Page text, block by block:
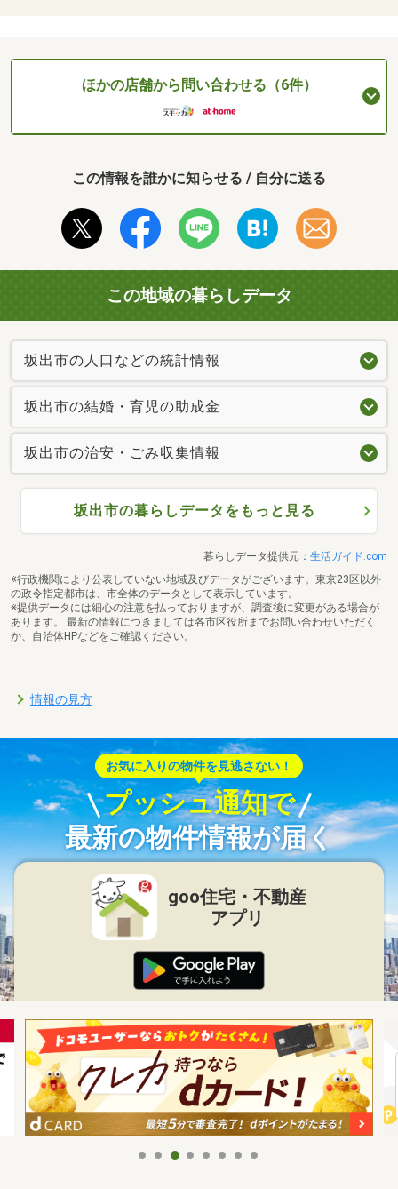
ほかの店舗から問い合わせる（6件）
この情報を誰かに知らせる / 自分に送る
この地域の暮らしデータ
坂出市の人口などの統計情報
坂出市の結婚・育児の助成金
坂出市の治安・ごみ収集情報
坂出市の暮らしデータをもっと見る
暮らしデータ提供元： 生活ガイド.com
※行政機関により公表していない地域及びデータがございます。東京23区以外
の政令指定都市は、市全体のデータとして表示しています。
※提供データには細心の注意を払っておりますが、調査後に変更がある場合が
あります。 最新の情報につきましては各市区役所までお問い合わせいただく
か、自治体HPなどをご確認ください。
情報の見方
お気に入りの物件を見逃さない！
プッシュ通知で
最新の物件情報が届く
goo住宅・不動産
アプリ